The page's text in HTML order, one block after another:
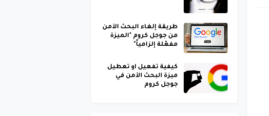
طريقة إلغاء البحث الآمن
من جوجل كروم "الميزة
مفعّلة إلزامياً"
كيفية تفعيل او تعطيل
ميزة البحث الآمن في
جوجل كروم